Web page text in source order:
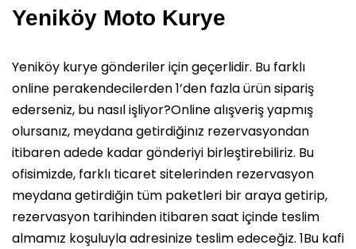
Yeniköy Moto Kurye
Yeniköy kurye gönderiler için geçerlidir. Bu farklı
online perakendecilerden 1’den fazla ürün sipariş
ederseniz, bu nasıl işliyor?Online alışveriş yapmış
olursanız, meydana getirdiğinız rezervasyondan
itibaren adede kadar gönderiyi birleştirebiliriz. Bu
ofisimizde, farklı ticaret sitelerinden rezervasyon
meydana getirdiğin tüm paketleri bir araya getirip,
rezervasyon tarihinden itibaren saat içinde teslim
almamız koşuluyla adresinize teslim edeceğiz. 1Bu kafi